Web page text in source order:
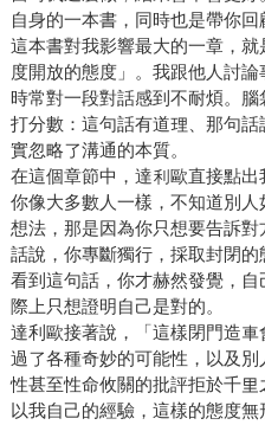
自身的一本書，同時也是帶你回
這本書對我影響最大的一章，
度開放的態度」。我跟他人討
時常對一段對話感到不耐煩。
打分數：這句話有道理、那句
實忽略了溝通的本質。
在這個章節中，達利歐直接點
你像大多數人一樣，不知道別
想法，那是因為你只想要告訴
話說，你專斷獨行，採取封閉的
看到這句話，你才赫然發覺，
際上只想證明自己是對的。
達利歐接著說，「這樣閉門造
過了各種奇妙的可能性，以及
性甚至性命攸關的批評拒於千里
以我自己的經驗，這樣的態度